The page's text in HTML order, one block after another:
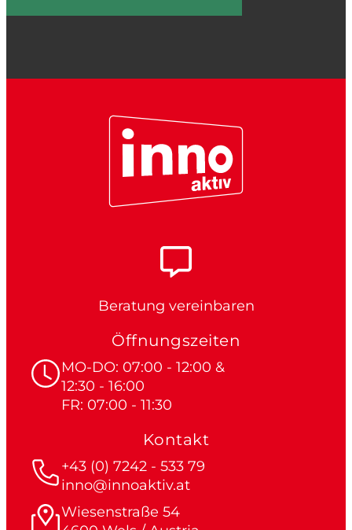
Beratung vereinbaren
Öffnungszeiten
MO-DO: 07:00 - 12:00 &
12:30 - 16:00
FR: 07:00 - 11:30
Kontakt
+43 (0) 7242 - 533 79
inno@innoaktiv.at
Wiesenstraße 54